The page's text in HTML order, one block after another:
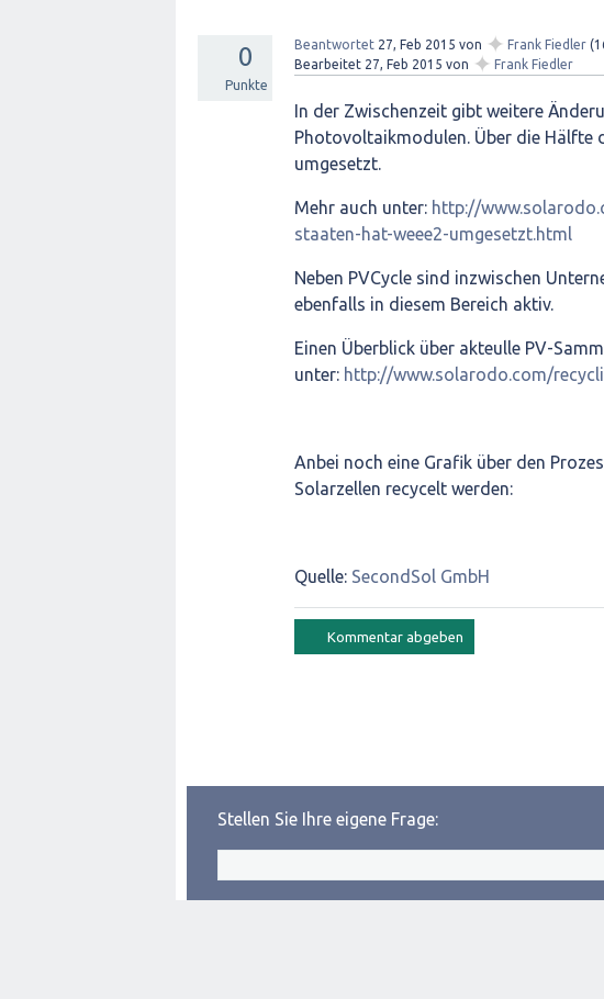
0
Punkte
Beantwortet 27, Feb 2015 von ✦ Frank Fiedler (
Bearbeitet 27, Feb 2015 von ✦ Frank Fiedler
In der Zwischenzeit gibt weitere
Photovoltaikmodulen. Über die Hälfte
umgesetzt.
Mehr auch unter: http://
staaten-hat-weee2-umgesetzt.html
Neben PVCycle sind inzwischen
ebenfalls in diesem Bereich aktiv.
Einen Überblick über akteulle PV-
unter: http://www.solarodo.com/
Anbei noch eine Grafik über den
Solarzellen recycelt werden:
Quelle: SecondSol GmbH
Stellen Sie Ihre eigene Frage: